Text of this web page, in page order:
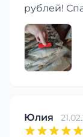
рублей!
Юлия